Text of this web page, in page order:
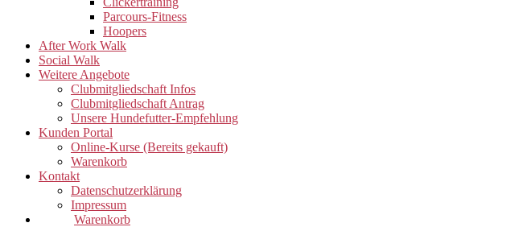
Parcours-Fitness
Hoopers
After Work Walk
Social Walk
Weitere Angebote
Clubmitgliedschaft Infos
Clubmitgliedschaft Antrag
Unsere Hundefutter-Empfehlung
Kunden Portal
Online-Kurse (Bereits gekauft)
Warenkorb
Kontakt
Datenschutzerklärung
Impressum
Warenkorb